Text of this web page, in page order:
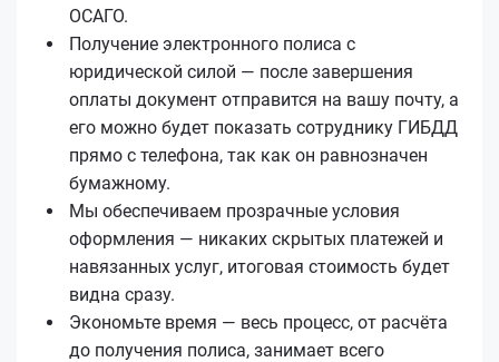
ОСАГО.
Получение электронного полиса с
юридической силой — после завершения
оплаты документ отправится на вашу почту, а
его можно будет показать сотруднику ГИБДД
прямо с телефона, так как он равнозначен
бумажному.
Мы обеспечиваем прозрачные условия
оформления — никаких скрытых платежей и
навязанных услуг, итоговая стоимость будет
видна сразу.
Экономьте время — весь процесс, от расчёта
до получения полиса, занимает всего